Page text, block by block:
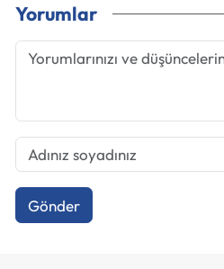
Yorumlar
Gönder